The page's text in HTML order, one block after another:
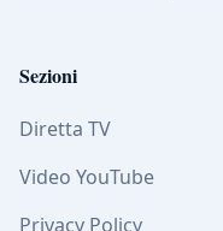
Sezioni
Diretta TV
Video YouTube
Privacy Policy